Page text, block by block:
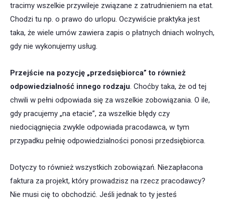
tracimy wszelkie przywileje związane z zatrudnieniem na etat.
Chodzi tu np. o prawo do urlopu. Oczywiście praktyka jest
taka, że wiele umów zawiera zapis o płatnych dniach wolnych,
gdy nie wykonujemy usług.
Przejście na pozycję „przedsiębiorca” to również
odpowiedzialność innego rodzaju. Choćby taka, że od tej
chwili w pełni odpowiada się za wszelkie zobowiązania. O ile,
gdy pracujemy „na etacie”, za wszelkie błędy czy
niedociągnięcia zwykle odpowiada pracodawca, w tym
przypadku pełnię odpowiedzialności ponosi przedsiębiorca.
Dotyczy to również wszystkich zobowiązań. Niezapłacona
faktura za projekt, który prowadzisz na rzecz pracodawcy?
Nie musi cię to obchodzić. Jeśli jednak to ty jesteś